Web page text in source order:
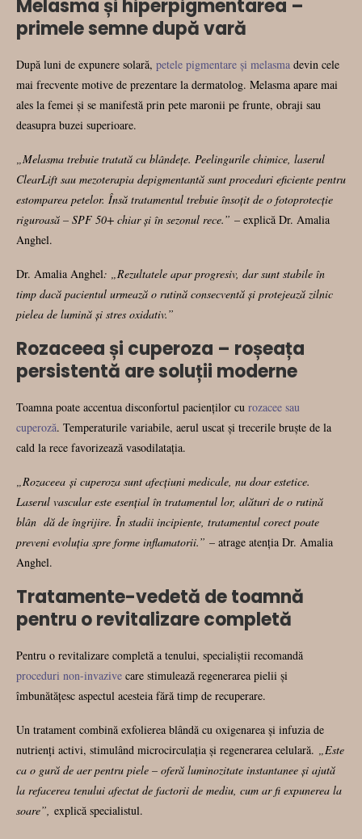
Melasma și hiperpigmentarea –
primele semne după vară
După luni de expunere solară, petele pigmentare și melasma devin cele
mai frecvente motive de prezentare la dermatolog. Melasma apare mai
ales la femei și se manifestă prin pete maronii pe frunte, obraji sau
deasupra buzei superioare.
„Melasma trebuie tratată cu blândețe. Peelingurile chimice, laserul
ClearLift sau mezoterapia depigmentantă sunt proceduri eficiente pentru
estomparea petelor. Însă tratamentul trebuie însoțit de o fotoprotecție
riguroasă – SPF 50+ chiar și în sezonul rece.” – explică Dr. Amalia
Anghel.
Dr. Amalia Anghel: „Rezultatele apar progresiv, dar sunt stabile în
timp dacă pacientul urmează o rutină consecventă și protejează zilnic
pielea de lumină și stres oxidativ.”
Rozaceea și cuperoza – roșeața
persistentă are soluții moderne
Toamna poate accentua disconfortul pacienților cu rozacee sau
cuperoză. Temperaturile variabile, aerul uscat și trecerile bruște de la
cald la rece favorizează vasodilatația.
„Rozaceea și cuperoza sunt afecțiuni medicale, nu doar estetice.
Laserul vascular este esențial în tratamentul lor, alături de o rutină
blân dă de îngrijire. În stadii incipiente, tratamentul corect poate
preveni evoluția spre forme inflamatorii.” – atrage atenția Dr. Amalia
Anghel.
Tratamente-vedetă de toamnă
pentru o revitalizare completă
Pentru o revitalizare completă a tenului, specialiștii recomandă
proceduri non-invazive care stimulează regenerarea pielii și
îmbunătățesc aspectul acesteia fără timp de recuperare.
Un tratament combină exfolierea blândă cu oxigenarea și infuzia de
nutrienți activi, stimulând microcirculația și regenerarea celulară. „Este
ca o gură de aer pentru piele – oferă luminozitate instantanee și ajută
la refacerea tenului afectat de factorii de mediu, cum ar fi expunerea la
soare”, explică specialistul.